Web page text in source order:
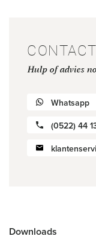
CONTACT
Hulp of advies
Whatsapp
(0522) 44
Downloads